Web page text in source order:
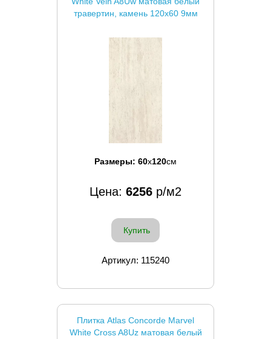
травертин, камень 120x60 9мм
Размеры: 60x120см
Цена: 6256 р/м2
Купить
Артикул: 115240
Плитка Atlas Concorde Marvel
White Cross A8Uz матовая белый